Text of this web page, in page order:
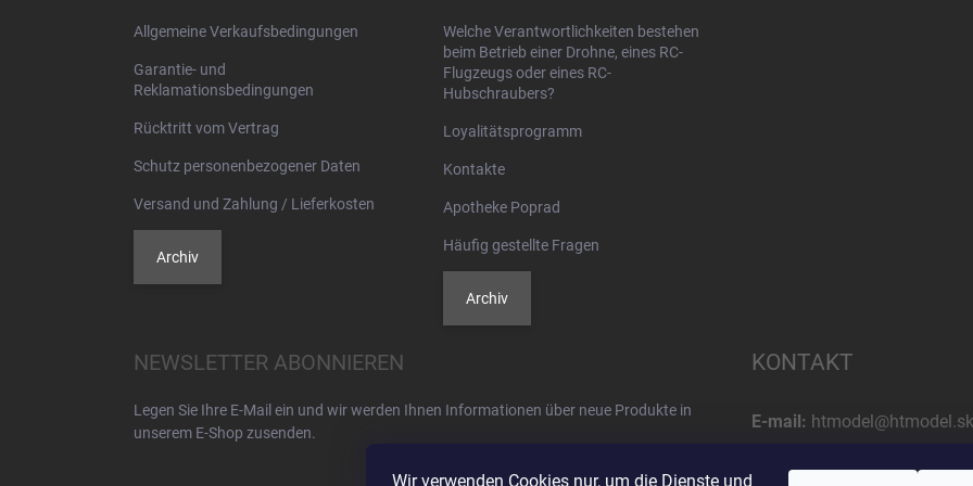
Wir verwenden Cookies nur, um die Dienste und
Allgemeine Verkaufsbedingungen
Garantie- und
Reklamationsbedingungen
Rücktritt vom Vertrag
Schutz personenbezogener Daten
Versand und Zahlung / Lieferkosten
Archiv
Welche Verantwortlichkeiten bestehen
beim Betrieb einer Drohne, eines RC-
Flugzeugs oder eines RC-
Hubschraubers?
Loyalitätsprogramm
Kontakte
Apotheke Poprad
Häufig gestellte Fragen
Archiv
NEWSLETTER ABONNIEREN
Legen Sie Ihre E-Mail ein und wir werden Ihnen Informationen über neue Produkte in
unserem E-Shop zusenden.
KONTAKT
E-mail: htmodel@htmodel.sk
Rufnummer: